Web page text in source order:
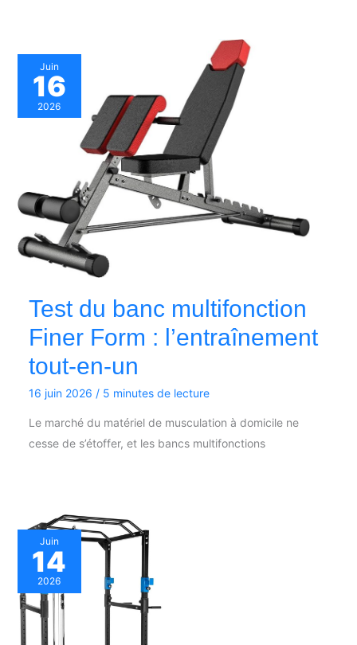
Juin
16
2026
Test du banc multifonction
Finer Form : l’entraînement
tout-en-un
16 juin 2026 / 5 minutes de lecture
Le marché du matériel de musculation à domicile ne
cesse de s’étoffer, et les bancs multifonctions
Juin
14
2026